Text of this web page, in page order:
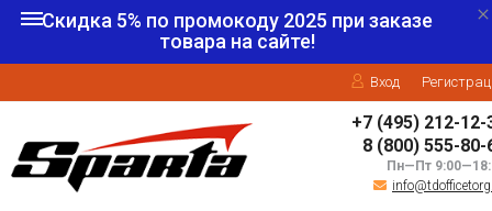
Скидка 5% по промокоду 2025 при заказе
товара на сайте!
Вход
+7 (495) 212-12-
8 (800) 555-80-
Пн—Пт